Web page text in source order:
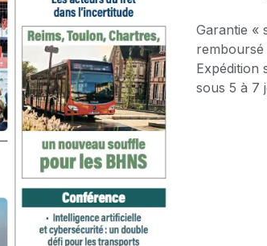
Garantie «
Expédition
sous 5 à 7